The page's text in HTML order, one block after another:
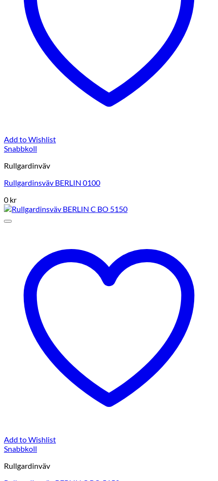
Add to Wishlist
Snabbkoll
Rullgardinväv
Rullgardinsväv BERLIN 0100
0 kr
Add to Wishlist
Snabbkoll
Rullgardinväv